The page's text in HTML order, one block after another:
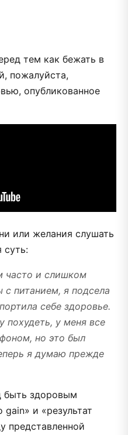
тем как бежать в
пожалуйста,
опубликованное
или желания слушать
суть:
часто и слишком
питанием, я подсела
себе здоровье.
похудеть, у меня все
но это был
я думаю прежде
быть здоровым
и «результат
представленной